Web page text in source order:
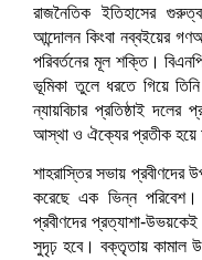
রাজনৈতিক ইতিহাসের
আন্দোলন কিংবা নব্বইয়ের
পরিবর্তনের মূল শক্তি।
ভূমিকা তুলে ধরতে গিয়ে
ন্যায়বিচার প্রতিষ্ঠাই দলের
আস্থা ও ঐক্যের প্রতীক হয়ে
শাহরাস্তির সভায় প্রবীণদের
করেছে এক ভিন্ন পরিবেশ।
প্রবীণদের প্রত্যাশা-
সুদৃঢ় হবে। বক্তৃতায় কামাল